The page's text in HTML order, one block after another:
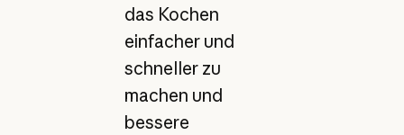
das Kochen
einfacher und
schneller zu
machen und
bessere